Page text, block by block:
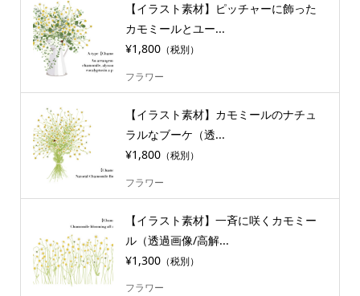
【イラスト素材】ピッチャーに飾った
カモミールとユー...
¥1,800（税別）
フラワー
【イラスト素材】カモミールのナチュ
ラルなブーケ（透...
¥1,800（税別）
フラワー
【イラスト素材】一斉に咲くカモミー
ル（透過画像/高解...
¥1,300（税別）
フラワー